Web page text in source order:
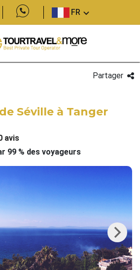
FR
Partager
Séville à Tanger
avis
99 % des voyageurs
Next